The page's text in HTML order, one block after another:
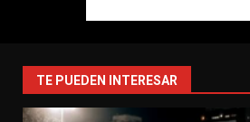
TE PUEDEN INTERESAR